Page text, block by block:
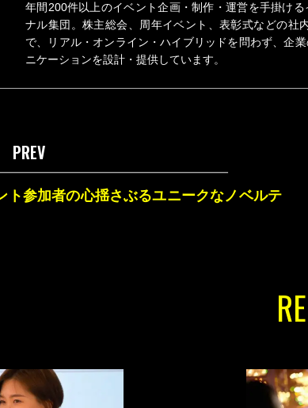
年間200件以上のイベント企画・制作・運営を手掛け
ナル集団。株主総会、周年イベント、表彰式などの社
で、リアル・オンライン・ハイブリッドを問わず、企
ニケーションを設計・提供しています。
PREV
ト参加者の心揺さぶるユニークなノベルテ